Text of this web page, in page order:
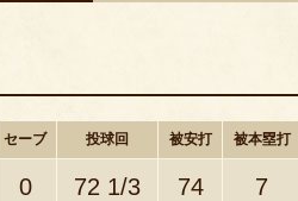
セーブ 投球回 被安打 被本塁打
0 72 1/3 74 7